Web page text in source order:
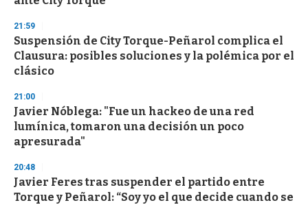
3
s
e
c
o
n
21:59
Suspensión de City Torque-Peñarol complica el
Clausura: posibles soluciones y la polémica por el
clásico
21:00
Javier Nóblega: "Fue un hackeo de una red
lumínica, tomaron una decisión un poco
apresurada"
20:48
Javier Feres tras suspender el partido entre
Torque y Peñarol: “Soy yo el que decide cuando se